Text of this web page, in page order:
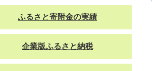
ふるさと寄附金の実績
企業版ふるさと納税